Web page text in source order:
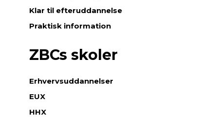
Klar til efteruddannelse
Praktisk information
ZBCs skoler
Erhvervsuddannelser
EUX
HHX